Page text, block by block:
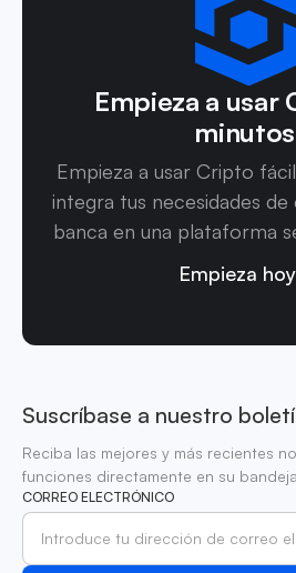
Empieza a usar
Empieza a usar Cripto
integra tus necesidades
banca en una plataforma
Empieza hoy
Suscríbase a nuestro
Reciba las mejores y más recientes
funciones directamente en su
CORREO ELECTRÓNICO